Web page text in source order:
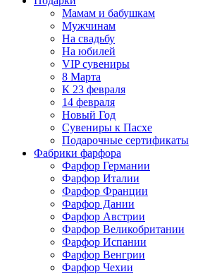
Мамам и бабушкам
Мужчинам
На свадьбу
На юбилей
VIP сувениры
8 Марта
К 23 февраля
14 февраля
Новый Год
Сувениры к Пасхе
Подарочные сертификаты
Фабрики фарфора
Фарфор Германии
Фарфор Италии
Фарфор Франции
Фарфор Дании
Фарфор Австрии
Фарфор Великобритании
Фарфор Испании
Фарфор Венгрии
Фарфор Чехии